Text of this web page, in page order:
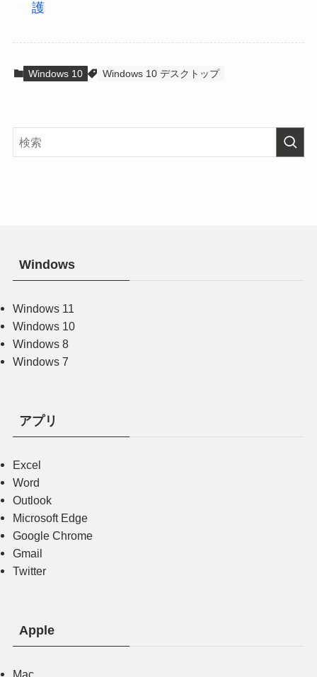
護
Windows 10 Windows 10 デスクトップ
Windows
Windows 11
Windows 10
Windows 8
Windows 7
アプリ
Excel
Word
Outlook
Microsoft Edge
Google Chrome
Gmail
Twitter
Apple
Mac